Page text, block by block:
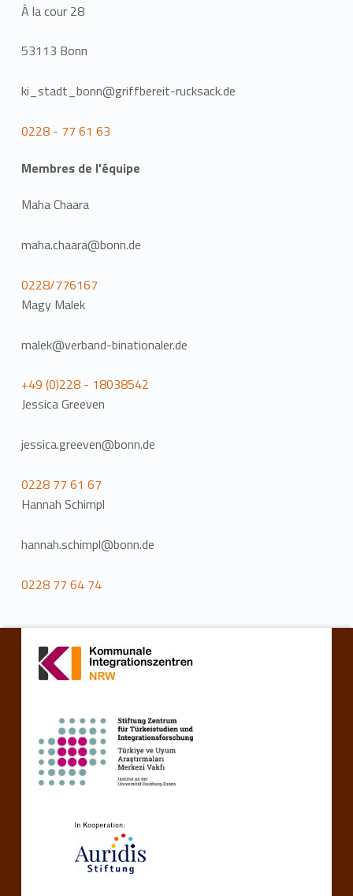
À la cour 28
53113 Bonn
ki_stadt_bonn@griffbereit-rucksack.de
0228 - 77 61 63
Membres de l'équipe
Maha Chaara
maha.chaara@bonn.de
0228/776167
Magy Malek
malek@verband-binationaler.de
+49 (0)228 - 18038542
Jessica Greeven
jessica.greeven@bonn.de
0228 77 61 67
Hannah Schimpl
hannah.schimpl@bonn.de
0228 77 64 74